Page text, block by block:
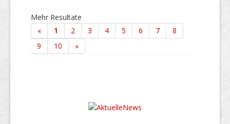
Mehr Resultate
«
1 2 3 4 5 6 7
8
9
10 »